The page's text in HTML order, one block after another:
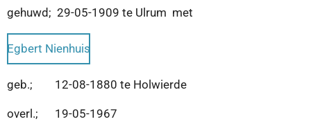
gehuwd; 29-05-1909 te Ulrum met
Egbert Nienhuis
geb.; 12-08-1880 te Holwierde
overl.; 19-05-1967